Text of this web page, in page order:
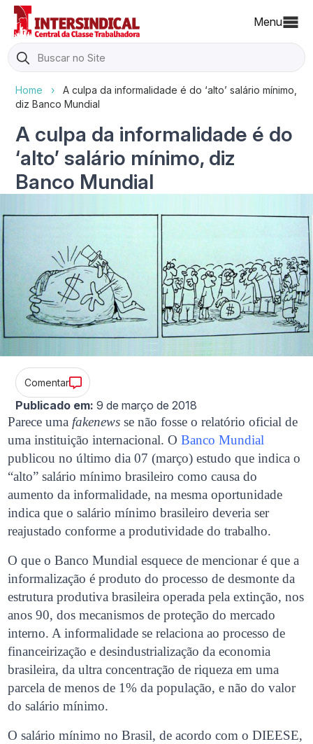
Menu
Search
for:
Home ›
A culpa da informalidade é do ‘alto’ salário mínimo,
diz Banco Mundial
A culpa da informalidade é do
‘alto’ salário mínimo, diz
Banco Mundial
Comentar
Publicado em: 9 de março de 2018
Parece uma fakenews se não fosse o relatório oficial de
uma instituição internacional. OBanco Mundial
publicou no último dia 07 (março) estudo que indica o
“alto” salário mínimo brasileiro como causa do
aumento da informalidade, na mesma oportunidade
indica que o salário mínimo brasileiro deveria ser
reajustado conforme a produtividade do trabalho.
O que o Banco Mundial esquece de mencionar é que a
informalização é produto do processo de desmonte da
estrutura produtiva brasileira operada pela extinção, nos
anos 90, dos mecanismos de proteção do mercado
interno. A informalidade se relaciona ao processo de
financeirização e desindustrialização da economia
brasileira, da ultra concentração de riqueza em uma
parcela de menos de 1% da população, e não do valor
do salário mínimo.
O salário mínimo no Brasil, de acordo com o DIEESE,